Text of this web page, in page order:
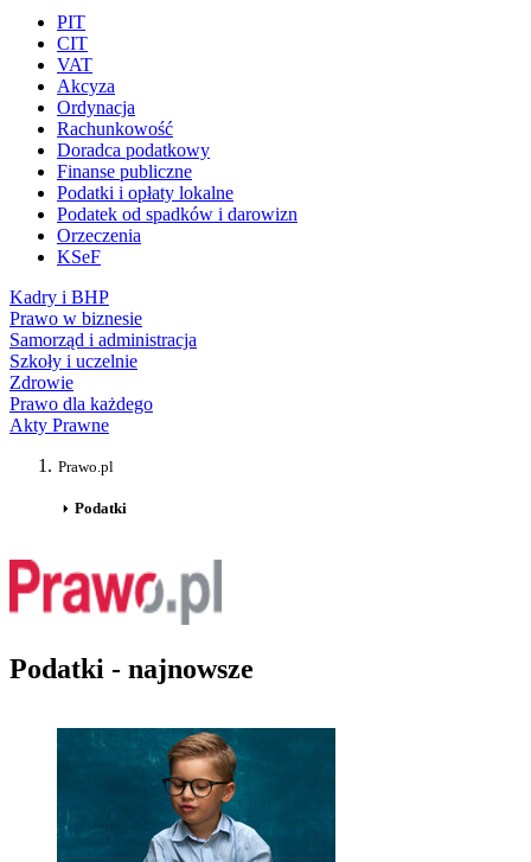
PIT
CIT
VAT
Akcyza
Ordynacja
Rachunkowość
Doradca podatkowy
Finanse publiczne
Podatki i opłaty lokalne
Podatek od spadków i darowizn
Orzeczenia
KSeF
Kadry i BHP
Prawo w biznesie
Samorząd i administracja
Szkoły i uczelnie
Zdrowie
Prawo dla każdego
Akty Prawne
Prawo.pl
Podatki
Podatki - najnowsze